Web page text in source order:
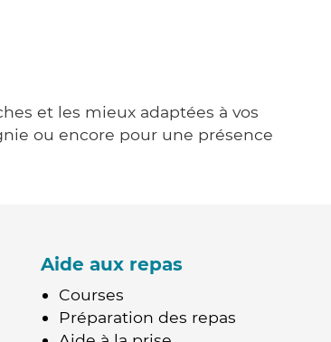
et les mieux adaptées à vos
ou encore pour une présence
Aide aux repas
Courses
Préparation des repas